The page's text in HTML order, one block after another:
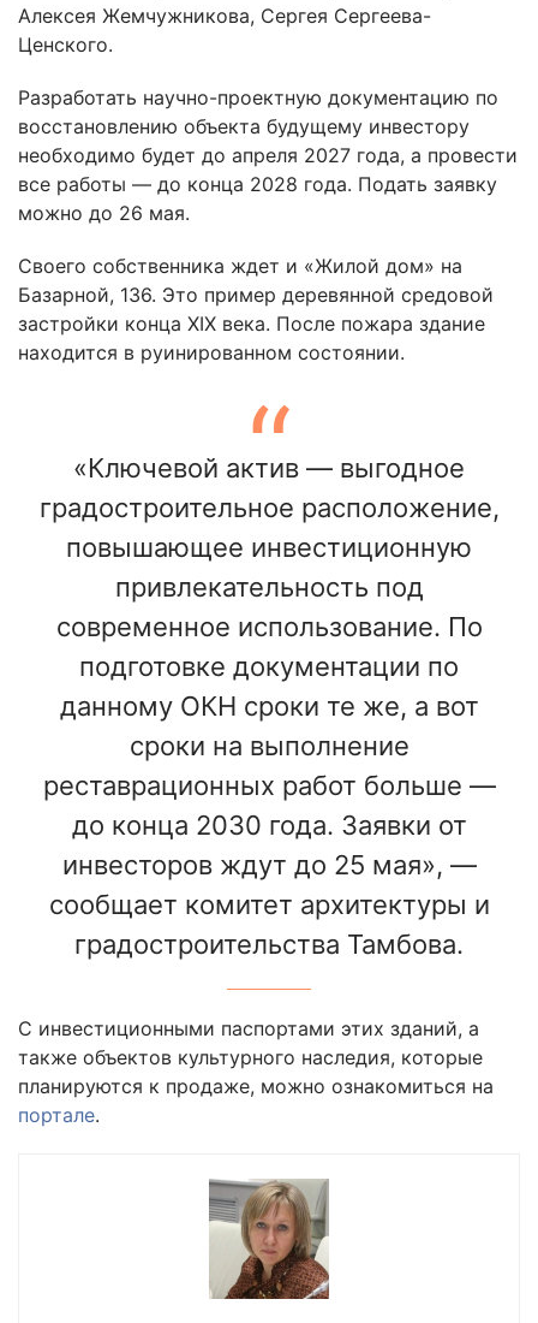
Алексея Жемчужникова, Сергея Сергеева-
Ценского.
Разработать научно-проектную документацию по
восстановлению объекта будущему инвестору
необходимо будет до апреля 2027 года, а провести
все работы — до конца 2028 года. Подать заявку
можно до 26 мая.
Своего собственника ждет и «Жилой дом» на
Базарной, 136. Это пример деревянной средовой
застройки конца XIX века. После пожара здание
находится в руинированном состоянии.
«Ключевой актив — выгодное
градостроительное расположение,
повышающее инвестиционную
привлекательность под
современное использование. По
подготовке документации по
данному ОКН сроки те же, а вот
сроки на выполнение
реставрационных работ больше —
до конца 2030 года. Заявки от
инвесторов ждут до 25 мая», —
сообщает комитет архитектуры и
градостроительства Тамбова.
С инвестиционными паспортами этих зданий, а
также объектов культурного наследия, которые
планируются к продаже, можно ознакомиться на
портале.